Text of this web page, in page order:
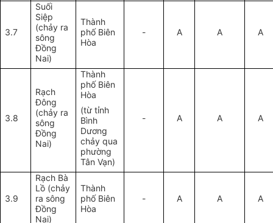
3.7
Suối
Siệp
(chảy ra
sông
Đồng
Nai)
Thành
phố Biên
Hòa
- A A A
3.8
Rạch
Đông
(chảy ra
sông
Đồng
Nai)
Thành
phố Biên
Hòa
(từ tỉnh
Bình
Dương
chảy qua
phường
Tân Vạn)
- A A A
3.9
Rạch Bà
Lồ (chảy
ra sông
Đồng
Nai)
Thành
phố Biên
Hòa
- A A A